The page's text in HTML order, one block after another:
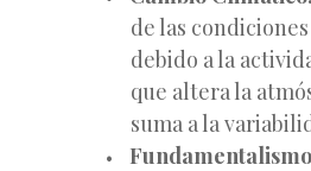
de las
debido a la
que altera la
suma a la